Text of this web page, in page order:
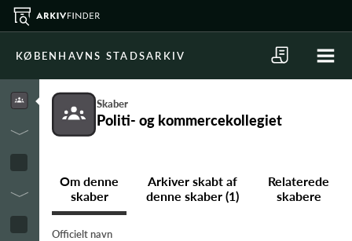
KØBENHAVNS STADSARKIV
Skaber
Politi- og kommercekollegiet
Om denne
skaber
Arkiver skabt af
denne skaber (1)
Relaterede
skabere
Officielt navn